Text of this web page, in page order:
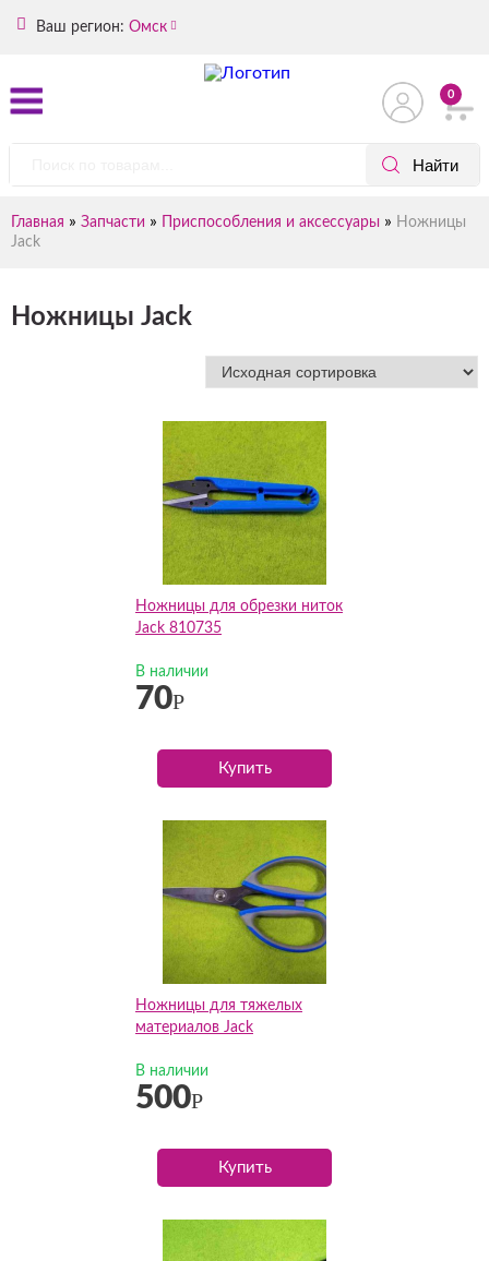
Ваш регион: Омск
0
Главная » Запчасти » Приспособления и аксессуары » Ножницы
Jack
Ножницы Jack
Ножницы для обрезки ниток
Jack 810735
В наличии
70Р
Купить
Ножницы для тяжелых
материалов Jack
В наличии
500Р
Купить